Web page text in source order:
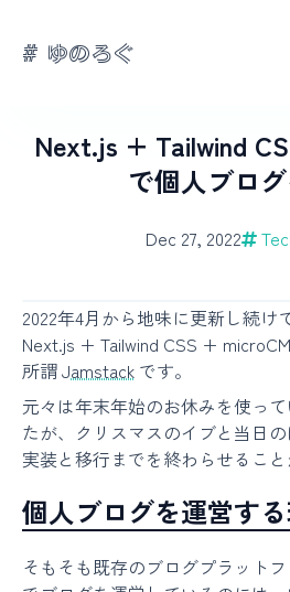
# ゆのろぐ
Next.js + Tailwind
で個人ブロ
Dec 27, 2022
2022年4月から地味に更新し続け
Next.js + Tailwind CSS +
所謂Jamstack です。
元々は年末年始のお休みを使っ
たが、クリスマスのイブと当日
実装と移行までを終わらせること
個人ブログを運営す
そもそも既存のブログプラット